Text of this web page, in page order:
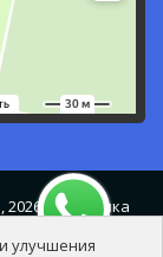
, 2026 |Политика
улучшения